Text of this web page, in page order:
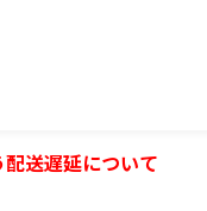
送遅延について